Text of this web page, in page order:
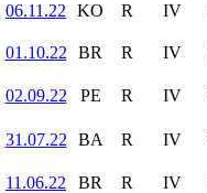
06.11.22 KO R IV
01.10.22 BR R IV
02.09.22 PE R IV
31.07.22 BA R IV
11.06.22 BR R IV